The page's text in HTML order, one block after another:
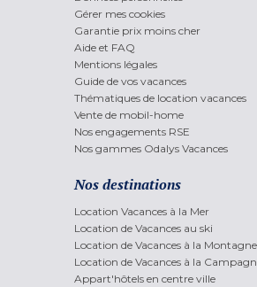
Gérer mes cookies
Garantie prix moins cher
Aide et FAQ
Mentions légales
Guide de vos vacances
Thématiques de location vacances
Vente de mobil-home
Nos engagements RSE
Nos gammes Odalys Vacances
Nos destinations
Location Vacances à la Mer
Location de Vacances au ski
Location de Vacances à la Montagne
Location de Vacances à la
Appart'hôtels en centre ville